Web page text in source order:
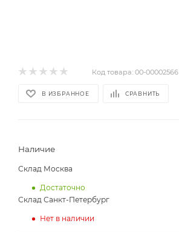
Код товара: 00-00002566
В ИЗБРАННОЕ СРАВНИТЬ
Наличие
Склад Москва
Достаточно
Склад Санкт-Петербург
Нет в наличии